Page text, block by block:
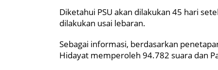
Diketahui PSU akan dilakukan 45 hari
dilakukan usai lebaran.
Sebagai informasi, berdasarkan
Hidayat memperoleh 94.782 suara dan